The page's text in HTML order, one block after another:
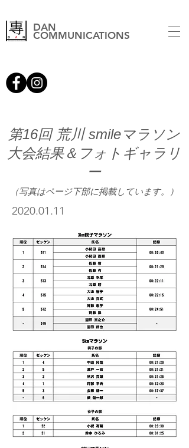
DAN
COMMUNICATIONS
第16回 荒川 smileマラソン
大会結果＆ フォトギャラリ
ー
（写真はページ下部に掲載しています。）
2020.01.11